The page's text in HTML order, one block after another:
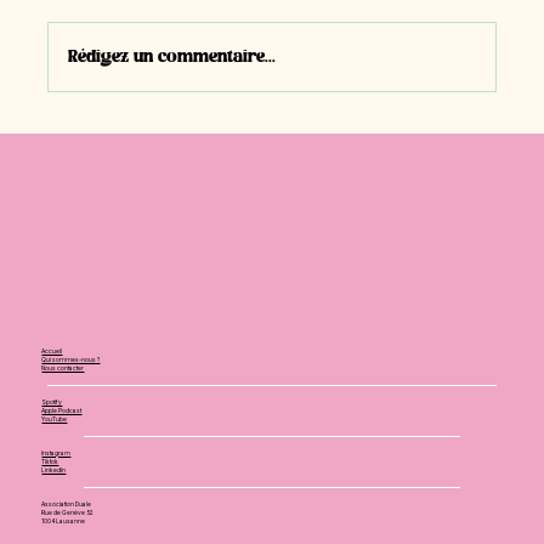
Rédigez un commentaire...
Accueil
Qui sommes-nous ?
Nous contacter
Spotify
Apple Podcast
YouTube
Instagram
Tiktok
LinkedIn
Association Duale
Rue de Genève 52
1004 Lausanne